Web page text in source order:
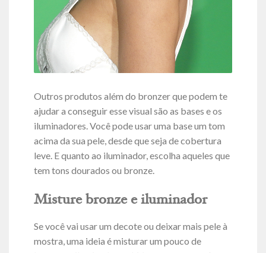
Outros produtos além do bronzer que podem te
ajudar a conseguir esse visual são as bases e os
iluminadores. Você pode usar uma base um tom
acima da sua pele, desde que seja de cobertura
leve. E quanto ao iluminador, escolha aqueles que
tem tons dourados ou bronze.
Misture bronze e iluminador
Se você vai usar um decote ou deixar mais pele à
mostra, uma ideia é misturar um pouco de